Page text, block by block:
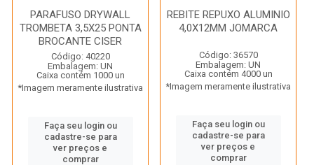
PARAFUSO DRYWALL
TROMBETA 3,5X25 PONTA
BROCANTE CISER
Código: 40220
Embalagem: UN
Caixa contém 1000 un
*Imagem meramente ilustrativa
Faça seu login ou
cadastre-se para
ver preços e
comprar
REBITE REPUXO ALUMINIO
4,0X12MM JOMARCA
Código: 36570
Embalagem: UN
Caixa contém 4000 un
*Imagem meramente ilustrativa
Faça seu login ou
cadastre-se para
ver preços e
comprar